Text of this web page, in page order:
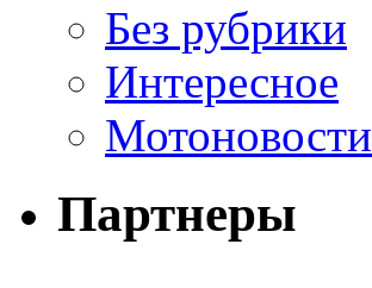
Без рубрики
Интересное
Мотоновости
Партнеры